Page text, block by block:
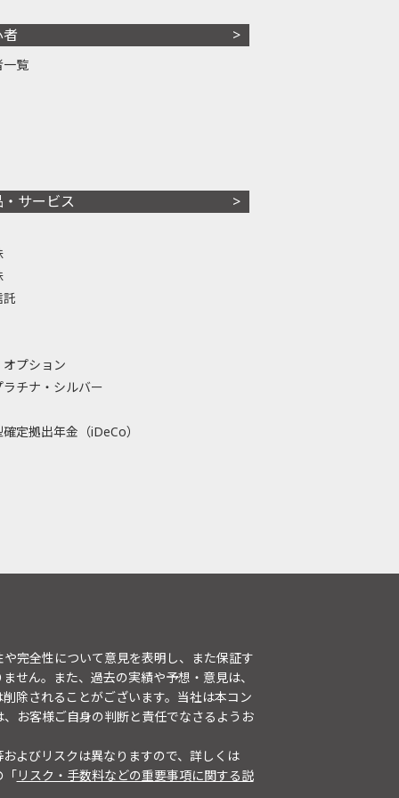
一覧
サービス
託
プション
ラチナ・シルバー
定拠出年金（iDeCo）
完全性について意見を表明し、また保証す
せん。また、過去の実績や予想・意見は、
除されることがございます。当社は本コン
お客様ご自身の判断と責任でなさるようお
よびリスクは異なりますので、詳しくは
「リスク・手数料などの重要事項に関する説